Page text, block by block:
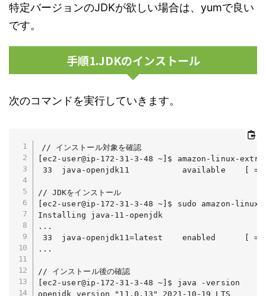
特定バージョンのJDKが欲しい場合は、yumで良い
です。
手順1.JDKのインストール
次のコマンドを実行していきます。
// インストール対象を確認
[ec2-user@ip-172-31-3-48 ~]$ amazon-linux-
33  java-openjdk11           available    [
// JDKをインストール
[ec2-user@ip-172-31-3-48 ~]$ sudo amazon-
Installing java-11-openjdk
...
33  java-openjdk11=latest    enabled      [
...
// インストール後の確認
[ec2-user@ip-172-31-3-48 ~]$ java -version
openjdk version "11.0.13" 2021-10-19 LTS